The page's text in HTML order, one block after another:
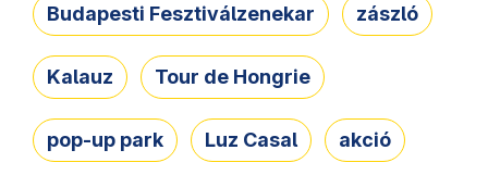
Budapesti Fesztiválzenekar zászló
Kalauz Tour de Hongrie
pop-up park Luz Casal akció